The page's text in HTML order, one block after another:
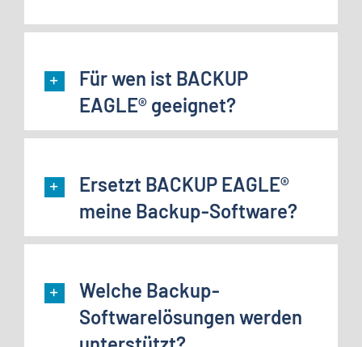
Für wen ist BACKUP
EAGLE® geeignet?
Ersetzt BACKUP EAGLE®
meine Backup-Software?
Welche Backup-
Softwarelösungen werden